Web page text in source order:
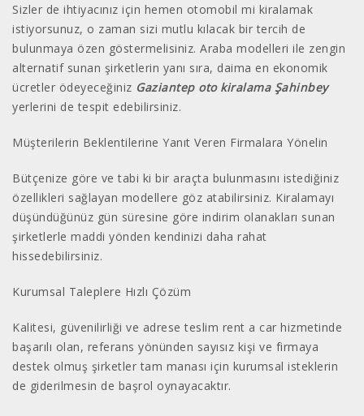
Sizler de ihtiyacınız için hemen otomobil mi kiralamak
istiyorsunuz, o zaman sizi mutlu kılacak bir tercih de
bulunmaya özen göstermelisiniz. Araba modelleri ile zengin
alternatif sunan şirketlerin yanı sıra, daima en ekonomik
ücretler ödeyeceğiniz Gaziantep oto kiralama Şahinbey
yerlerini de tespit edebilirsiniz.
Müşterilerin Beklentilerine Yanıt Veren Firmalara Yönelin
Bütçenize göre ve tabi ki bir araçta bulunmasını istediğiniz
özellikleri sağlayan modellere göz atabilirsiniz. Kiralamayı
düşündüğünüz gün süresine göre indirim olanakları sunan
şirketlerle maddi yönden kendinizi daha rahat
hissedebilirsiniz.
Kurumsal Taleplere Hızlı Çözüm
Kalitesi, güvenilirliği ve adrese teslim rent a car hizmetinde
başarılı olan, referans yönünden sayısız kişi ve firmaya
destek olmuş şirketler tam manası için kurumsal isteklerin
de giderilmesin de başrol oynayacaktır.